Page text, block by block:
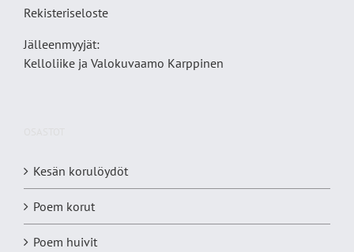
Rekisteriseloste
Jälleenmyyjät:
Kelloliike ja Valokuvaamo Karppinen
Kesän korulöydöt
Poem korut
Poem huivit